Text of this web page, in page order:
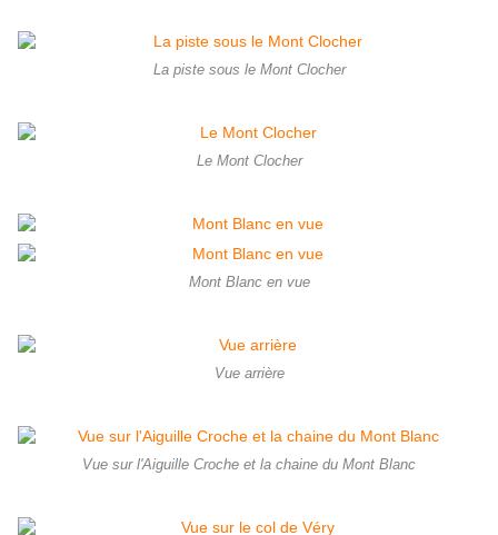
La piste sous le Mont Clocher
Le Mont Clocher
Mont Blanc en vue
Vue arrière
Vue sur l'Aiguille Croche et la chaine du Mont Blanc